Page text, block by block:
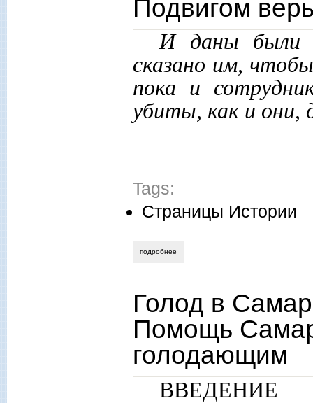
Подвигом
И даны были
сказано им,
пока и
убиты, как и они,
Tags:
Страницы Истории
подробнее
Голод в
Помощь
голодающим
ВВЕДЕНИЕ